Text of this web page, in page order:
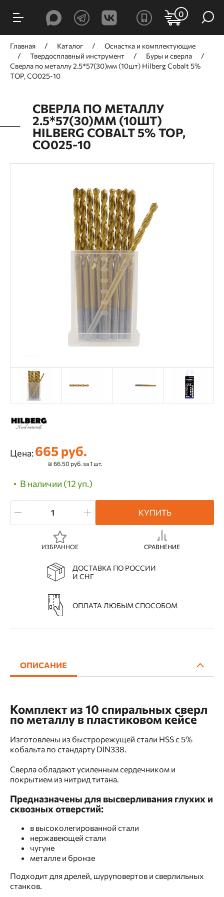
0
Главная Каталог
Оснастка и комплектующие
Твердосплавный инструмент
Буры и сверла
Сверла по металлу 2.5*57(30)мм (10шт) Hilberg Cobalt 5%
TOP, CO025-10
СВЕРЛА ПО МЕТАЛЛУ
2.5*57(30)ММ (10ШТ)
HILBERG COBALT 5% TOP,
CO025-10
В наличии (12 уп.)
Цена:665 руб.
≅ 66.50 руб. за 1 шт.
КУПИТЬ
ИЗБРАННОЕ СРАВНЕНИЕ
ДОСТАВКА ПО РОССИИ
И СНГ
ОПЛАТА ЛЮБЫМ СПОСОБОМ
ОПИСАНИЕ
Комплект из 10 спиральных сверл
по металлу в пластиковом кейсе
Изготовлены из быстрорежущей стали HSS с 5%
кобальта по стандарту DIN338.
Сверла обладают усиленным сердечником и
покрытием из нитрид титана.
Предназначены для высверливания глухих и
сквозных отверстий:
в высоколегированной стали
нержавеющей стали
чугуне
металле и бронзе
Подходит для дрелей, шуруповертов и сверлильных
станков.